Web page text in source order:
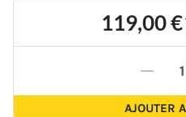
119,00 €
-
AJOUTER